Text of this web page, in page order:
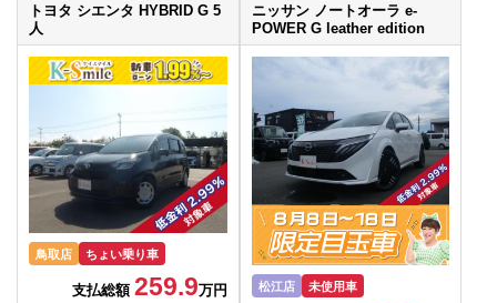
トヨタ シエンタ HYBRID G 5
人
鳥取店 ちょい乗り車
支払総額 259.9万円
ニッサン ノートオーラ e-
POWER G leather edition
松江店 未使用車